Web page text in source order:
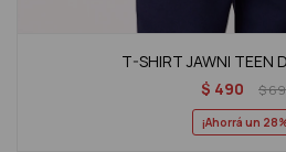
T-SHIRT JAWNI TEEN
$ 490 $
28